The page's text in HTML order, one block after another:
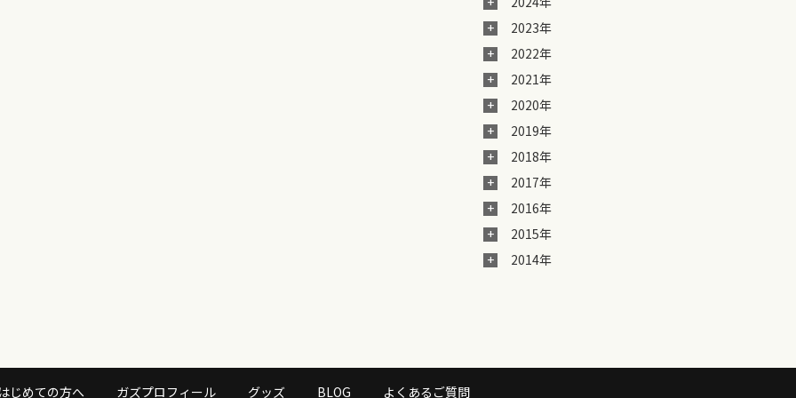
2023年
2022年
2021年
2020年
2019年
2018年
2017年
2016年
2015年
2014年
じめての方へ ガズプロフィール グッズ BLOG よくあるご質問